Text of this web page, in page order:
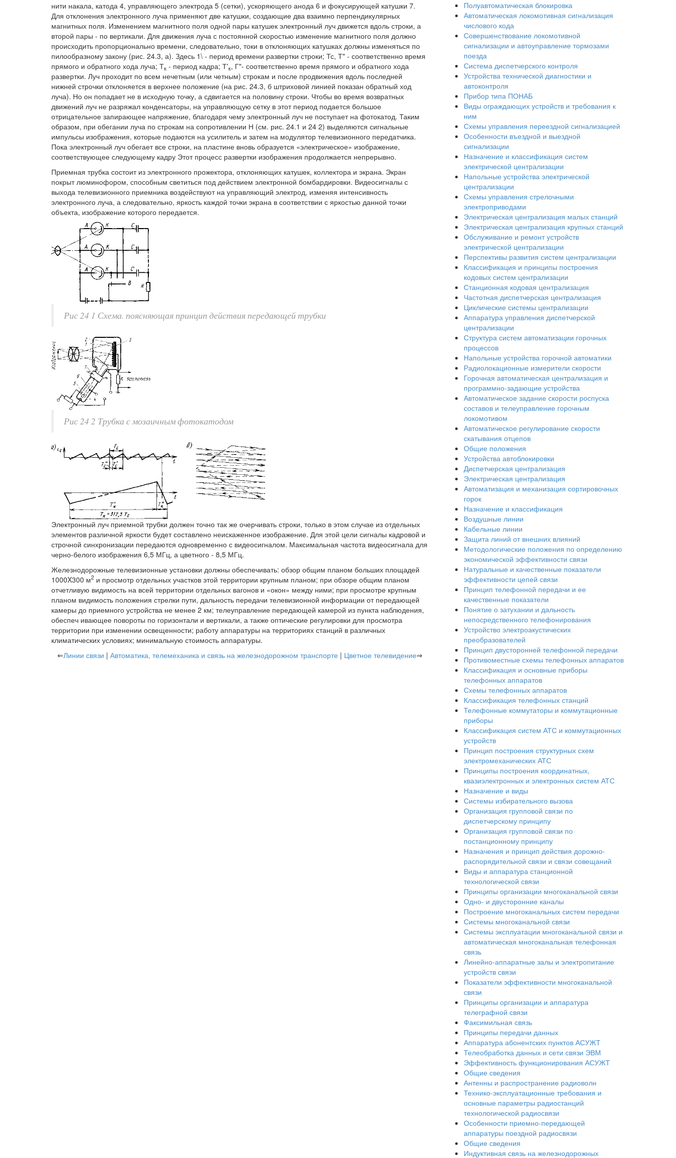
нити накала, катода 4, управляющего электрода 5 (сетки), ускоряющего анода 6 и фокусирующей катушки 7.
Для отклонения электронного луча применяют две катушки, создающие два взаимно перпендикулярных
магнитных поля. Изменением магнитного поля одной пары катушек электронный луч движется вдоль строки, а
второй пары - по вертикали. Для движения луча с постоянной скоростью изменение магнитного поля должно
происходить пропорционально времени, следовательно, токи в отклоняющих катушках должны изменяться по
пилообразному закону (рис. 24.3, а). Здесь 1\ - период времени развертки строки; Тс, Т" - соответственно время
прямого и обратного хода луча; Тк - период кадра; Т'к, Г"- соответственно время прямого и обратного хода
развертки. Луч проходит по всем нечетным (или четным) строкам и после продвижения вдоль последней
нижней строчки отклоняется в верхнее положение (на рис. 24.3, б штриховой линией показан обратный ход
луча). Но он попадает не в исходную точку, а сдвигается на половину строки. Чтобы во время возвратных
движений луч не разряжал конденсаторы, на управляющую сетку в этот период подается большое
отрицательное запирающее напряжение, благодаря чему электронный луч не поступает на фотокатод. Таким
образом, при обегании луча по строкам на сопротивлении Н (см. рис. 24.1 и 24 2) выделяются сигнальные
импульсы изображения, которые подаются на усилитель и затем на модулятор телевизионного передатчика.
Пока электронный луч обегает все строки, на пластине вновь образуется «электрическое» изображение,
соответствующее следующему кадру Этот процесс развертки изображения продолжается непрерывно.
Приемная трубка состоит из электронного прожектора, отклоняющих катушек, коллектора и экрана. Экран
покрыт люминофором, способным светиться под действием электронной бомбардировки. Видеосигналы с
выхода телевизионного приемника воздействуют на управляющий электрод, изменяя интенсивность
электронного луча, а следовательно, яркость каждой точки экрана в соответствии с яркостью данной точки
объекта, изображение которого передается.
Рис 24 1 Схема. поясняющая принцип действия передающей трубки
Рис 24 2 Трубка с мозаичным фотокатодом
Электронный луч приемной трубки должен точно так же очерчивать строки, только в этом случае из отдельных
элементов различной яркости будет составлено неискаженное изображение. Для этой цели сигналы кадровой и
строчной синхронизации передаются одновременно с видеосигналом. Максимальная частота видеосигнала для
черно-белого изображения 6,5 МГц, а цветного - 8,5 МГц.
Железнодорожные телевизионные установки должны обеспечивать: обзор общим планом больших площадей
1000X300 м2 и просмотр отдельных участков этой территории крупным планом; при обзоре общим планом
отчетливую видимость на всей территории отдельных вагонов и «окон» между ними; при просмотре крупным
планом видимость положения стрелки пути, дальность передачи телевизионной информации от передающей
камеры до приемного устройства не менее 2 км; телеуправление передающей камерой из пункта наблюдения,
обеспеч ивающее повороты по горизонтали и вертикали, а также оптические регулировки для просмотра
территории при изменении освещенности; работу аппаратуры на территориях станций в различных
климатических условиях; минимальную стоимость аппаратуры.
⇐Линии связи | Автоматика, телемеханика и связь на железнодорожном транспорте | Цветное телевидение⇒
Полуавтоматическая блокировка
Автоматическая локомотивная сигнализация
числового кода
Совершенствование локомотивной
сигнализации и автоуправление тормозами
поезда
Система диспетчерского контроля
Устройства технической диагностики и
автоконтроля
Прибор типа ПОНАБ
Виды ограждающих устройств и требования к
ним
Схемы управления переездной сигнализацией
Особенности въездной и выездной
сигнализации
Назначение и классификация систем
электрической централизации
Напольные устройства электрической
централизации
Схемы управления стрелочными
электроприводами
Электрическая централизация малых станций
Электрическая централизация крупных станций
Обслуживание и ремонт устройств
электрической централизации
Перспективы развития систем централизации
Классификация и принципы построения
кодовых систем централизации
Станционная кодовая централизация
Частотная диспетчерская централизация
Циклические системы централизации
Аппаратура управления диспетчерской
централизации
Структура систем автоматизации горочных
процессов
Напольные устройства горочной автоматики
Радиолокационные измерители скорости
Горочная автоматическая централизация и
программно-задающие устройства
Автоматическое задание скорости роспуска
составов и телеуправление горочным
локомотивом
Автоматическое регулирование скорости
скатывания отцепов
Общие положения
Устройства автоблокировки
Диспетчерская централизация
Электрическая централизация
Автоматизация и механизация сортировочных
горок
Назначение и классификация
Воздушные линии
Кабельные линии
Защита линий от внешних влияний
Методологические положения по определению
экономической эффективности связи
Натуральные и качественные показатели
эффективности цепей связи
Принцип телефонной передачи и ее
качественные показатели
Понятие о затухании и дальность
непосредственного телефонирования
Устройство электроакустических
преобразователей
Принцип двусторонней телефонной передачи
Противоместные схемы телефонных аппаратов
Классификация и основные приборы
телефонных аппаратов
Схемы телефонных аппаратов
Классификация телефонных станций
Телефонные коммутаторы и коммутационные
приборы
Классификация систем АТС и коммутационных
устройств
Принцип построения структурных схем
электромеханических АТС
Принципы построения координатных,
квазиэлектронных и электронных систем АТС
Назначение и виды
Системы избирательного вызова
Организация групповой связи по
диспетчерскому принципу
Организация групповой связи по
постанционному принципу
Назначения и принцип действия дорожно-
распорядительной связи и связи совещаний
Виды и аппаратура станционной
технологической связи
Принципы организации многоканальной связи
Одно- и двусторонние каналы
Построение многоканальных систем передачи
Системы многоканальной связи
Системы эксплуатации многоканальной связи и
автоматическая многоканальная телефонная
связь
Линейно-аппаратные залы и электропитание
устройств связи
Показатели эффективности многоканальной
связи
Принципы организации и аппаратура
телеграфной связи
Факсимильная связь
Принципы передачи данных
Аппаратура абонентских пунктов АСУЖТ
Телеобработка данных и сети связи ЭВМ
Эффективность функционирования АСУЖТ
Общие сведения
Антенны и распространение радиоволн
Технико-эксплуатационные требования и
основные параметры радиостанций
технологической радиосвязи
Особенности приемно-передающей
аппаратуры поездной радиосвязи
Общие сведения
Индуктивная связь на железнодорожных